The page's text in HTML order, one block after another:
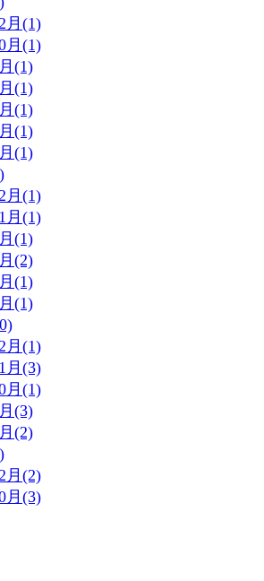
月(1)
月(1)
(1)
(1)
(1)
(1)
(1)
月(1)
月(1)
(1)
(2)
(1)
(1)
月(1)
月(3)
月(1)
(3)
(2)
月(2)
月(3)